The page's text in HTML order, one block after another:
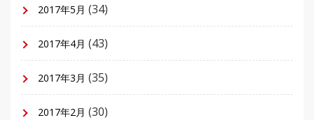
2017年5月 (34)
2017年4月 (43)
2017年3月 (35)
2017年2月 (30)